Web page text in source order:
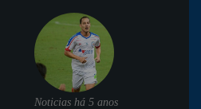
Noticias há 5 anos